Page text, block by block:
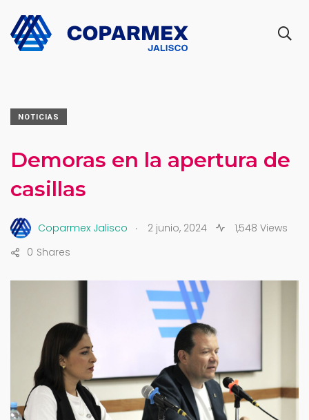
NOTICIAS
Demoras en la apertura de
casillas
Coparmex Jalisco . 2 junio, 2024
1,548 Views
Shares
0